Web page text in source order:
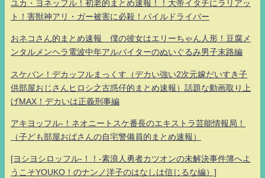
ユカ・ヨネッフル！初老的まとめ速報！！大帝イタチにラリアッ
ト！害獣神アリ・ガー被害に必殺！パイルドライバー
おネコさん的まとめ速報 僕の彼女はエリーちゃん人形！豆腐メ
ンタルメンヘラ電波中年アルバイターのぬいぐるみ男子末路編
スケバン！デカッフルまっくす（デカい強い2次元嫁だいすき子
供部屋おじさんヒロシ之古惑仔的まとめ速報）話題な動画取り上
げMAX！デカいは正義刑事編
アキヨッフル-！ネオニートスケ番長のエキストラ芸能情報局！
（子ども部屋おばさんの自宅警備員的まとめ速報）
[ヨシヨシロッフル-！！-素浪人勇者カツオンの未解決事件簿へよ
うこそYOUKO！のナンノ洋子のはなしは信じるな編）]